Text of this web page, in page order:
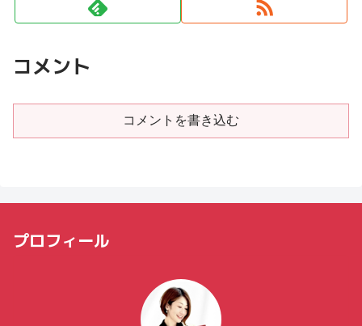
コメント
コメントを書き込む
プロフィール